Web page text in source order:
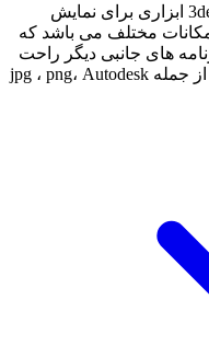
نرم افزار 3delite Secondary Photo Viewer ابزاری برای نمایش
مختلف می باشد که
های جانبی دیگر راحت
شوید. این برنامه از فرمت های مختلف از جمله jpg ، png، Autodesk